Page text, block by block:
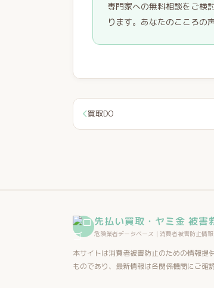
専門家への無料相談をご検
ります。あなたのこころの
買取DO
先払い買取・ヤミ金 被害
危険業者データベース｜消費者被害防止情報
本サイトは消費者被害防止のための情報提
ものであり、最新情報は各関係機関にご確